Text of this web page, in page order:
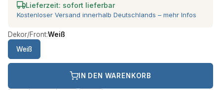
Lieferzeit: sofort lieferbar
Kostenloser Versand innerhalb Deutschlands – mehr Infos
Dekor/Front:Weiß
Weiß
IN DEN WARENKORB